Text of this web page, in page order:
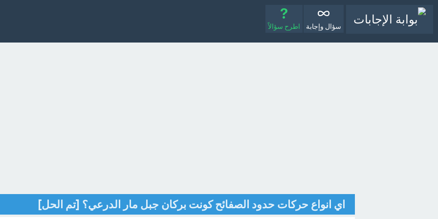
سؤال وإجابة اطرح سؤالاً
اي انواع حركات حدود الصفائح كونت بركان جبل مار الدرعي؟ [تم الحل]